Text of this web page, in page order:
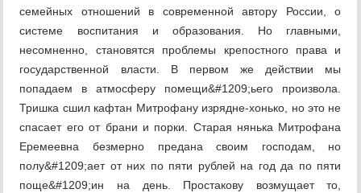
семейных отношений в современной автору России, о
системе воспитания и образования. Но главными,
несомненно, становятся проблемы крепостного права и
государственной власти. В первом же действии мы
попадаем в атмосферу помещи&#1209;ьего произвола.
Тришка сшил кафтан Митрофану изрядне-хонько, но это не
спасает его от брани и порки. Старая нянька Митрофана
Еремеевна безмерно предана своим господам, но
полу&#1209;ает от них по пяти рублей на год да по пяти
поще&#1209;ин на день. Простакову возмущает то,